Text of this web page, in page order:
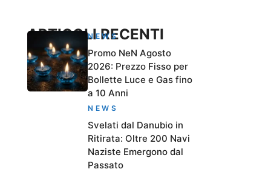
ARTICOLI RECENTI
NEWS
Promo NeN Agosto
2026: Prezzo Fisso per
Bollette Luce e Gas fino
a 10 Anni
NEWS
Svelati dal Danubio in
Ritirata: Oltre 200 Navi
Naziste Emergono dal
Passato